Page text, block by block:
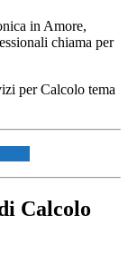
in Amore,
chiama per
Calcolo